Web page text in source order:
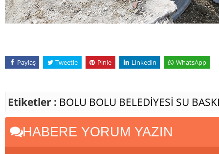
Paylaş Tweetle Pinle Linkedin WhatsApp
Etiketler : BOLU BOLU BELEDİYESİ SU
HABERE YORUM YAZIN